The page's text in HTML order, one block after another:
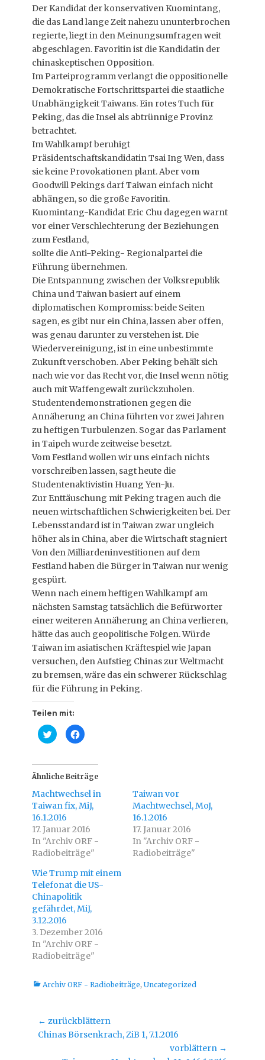
Der Kandidat der konservativen Kuomintang,
die das Land lange Zeit nahezu ununterbrochen
regierte, liegt in den Meinungsumfragen weit
abgeschlagen. Favoritin ist die Kandidatin der
chinaskeptischen Opposition.
Im Parteiprogramm verlangt die oppositionelle
Demokratische Fortschrittspartei die staatliche
Unabhängigkeit Taiwans. Ein rotes Tuch für
Peking, das die Insel als abtrünnige Provinz
betrachtet.
Im Wahlkampf beruhigt
Präsidentschaftskandidatin Tsai Ing Wen, dass
sie keine Provokationen plant. Aber vom
Goodwill Pekings darf Taiwan einfach nicht
abhängen, so die große Favoritin.
Kuomintang-Kandidat Eric Chu dagegen warnt
vor einer Verschlechterung der Beziehungen
zum Festland,
sollte die Anti-Peking- Regionalpartei die
Führung übernehmen.
Die Entspannung zwischen der Volksrepublik
China und Taiwan basiert auf einem
diplomatischen Kompromiss: beide Seiten
sagen, es gibt nur ein China, lassen aber offen,
was genau darunter zu verstehen ist. Die
Wiedervereinigung, ist in eine unbestimmte
Zukunft verschoben. Aber Peking behält sich
nach wie vor das Recht vor, die Insel wenn nötig
auch mit Waffengewalt zurückzuholen.
Studentendemonstrationen gegen die
Annäherung an China führten vor zwei Jahren
zu heftigen Turbulenzen. Sogar das Parlament
in Taipeh wurde zeitweise besetzt.
Vom Festland wollen wir uns einfach nichts
vorschreiben lassen, sagt heute die
Studentenaktivistin Huang Yen-Ju.
Zur Enttäuschung mit Peking tragen auch die
neuen wirtschaftlichen Schwierigkeiten bei. Der
Lebensstandard ist in Taiwan zwar ungleich
höher als in China, aber die Wirtschaft stagniert
Von den Milliardeninvestitionen auf dem
Festland haben die Bürger in Taiwan nur wenig
gespürt.
Wenn nach einem heftigen Wahlkampf am
nächsten Samstag tatsächlich die Befürworter
einer weiteren Annäherung an China verlieren,
hätte das auch geopolitische Folgen. Würde
Taiwan im asiatischen Kräftespiel wie Japan
versuchen, den Aufstieg Chinas zur Weltmacht
zu bremsen, wäre das ein schwerer Rückschlag
für die Führung in Peking.
Teilen mit:
K
l
,
u
m
ü
b
e
r
T
i
t
t
e
u
t
e
i
l
e
n
(
W
i
r
d
i
e
u
n
t
K
l
,
u
m
u
f
F
c
e
b
o
o
k
u
t
e
i
l
e
W
i
r
d
i
e
u
e
n
t
Ähnliche Beiträge
Machtwechsel in
Taiwan fix, MiJ,
16.1.2016
17. Januar 2016
In "Archiv ORF -
Radiobeiträge"
Taiwan vor
Machtwechsel, MoJ,
16.1.2016
17. Januar 2016
In "Archiv ORF -
Radiobeiträge"
Wie Trump mit einem
Telefonat die US-
Chinapolitik
gefährdet, MiJ,
3.12.2016
3. Dezember 2016
In "Archiv ORF -
Radiobeiträge"
Kategorien
Archiv ORF - Radiobeiträge, Uncategorized
Beitragsnavigation
← zurückblättern
Vorheriger
Chinas Börsenkrach, ZiB 1, 7.1.2016
vorblättern →